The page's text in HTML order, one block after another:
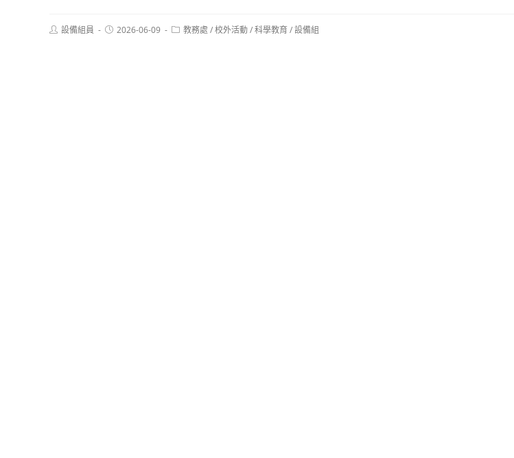
Post設備組員
Post2026-06-09
Post教務處 /校外活動/科學教育/設備組